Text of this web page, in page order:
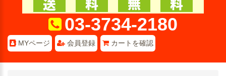
03-3734-2180
MYページ 会員登録 カートを確認